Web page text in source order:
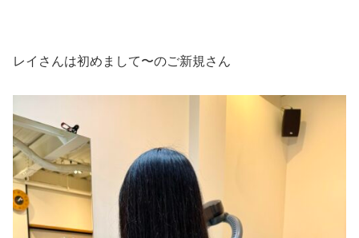
レイさんは初めまして〜のご新規さん